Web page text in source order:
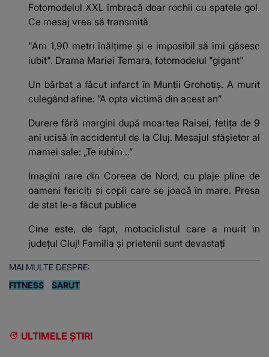
Fotomodelul XXL îmbracă doar rochii cu spatele gol.
Ce mesaj vrea să transmită
"Am 1,90 metri înălțime și e imposibil să îmi găsesc
iubit". Drama Mariei Temara, fotomodelul "gigant"
Un bărbat a făcut infarct în Munții Grohotiș. A murit
culegând afine: ”A opta victimă din acest an”
Durere fără margini după moartea Raisei, fetița de 9
ani ucisă în accidentul de la Cluj. Mesajul sfâșietor al
mamei sale: „Te iubim…”
Imagini rare din Coreea de Nord, cu plaje pline de
oameni fericiți și copii care se joacă în mare. Presa
de stat le-a făcut publice
Cine este, de fapt, motociclistul care a murit în
județul Cluj! Familia și prietenii sunt devastați
MAI MULTE DESPRE:
FITNESS
SARUT
ULTIMELE ȘTIRI